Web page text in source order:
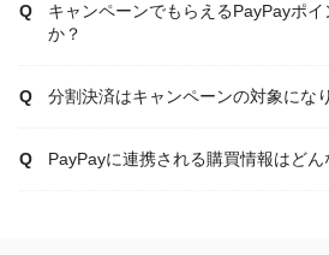
キャンペーンでもらえるPayPayポ
か？
分割決済はキャンペーンの対象にな
PayPayに連携される購買情報はど